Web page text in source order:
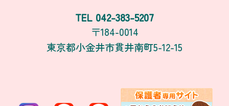
TEL 042-383-5207
〒184-0014
東京都小金井市貫井南町5-12-15